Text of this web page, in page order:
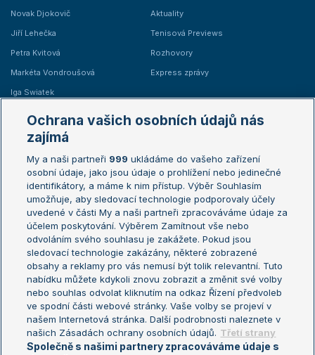
Novak Djokovič
Jiří Lehečka
Petra Kvitová
Markéta Vondroušová
Iga Swiatek
Aktuality
Tenisová Previews
Rozhovory
Express zprávy
Žebříčky
Žebříček ATP (muži)
Žebříček WTA (ženy)
Sázkařský žebříček
Australian Open
French Open
Wimbledon
US Open
Turnaj mistrů
Turnaj mistryň
Aktualní trendy
Fotbalové přestupy
Livesport Daily
LS Prague Open
Ochrana vašich osobních údajů nás
zajímá
My a naši partneři 999 ukládáme do vašeho zařízení
osobní údaje, jako jsou údaje o prohlížení nebo jedinečné
identifikátory, a máme k nim přístup. Výběr Souhlasím
umožňuje, aby sledovací technologie podporovaly účely
uvedené v části My a naši partneři zpracováváme údaje za
účelem poskytování. Výběrem Zamítnout vše nebo
odvoláním svého souhlasu je zakážete. Pokud jsou
sledovací technologie zakázány, některé zobrazené
obsahy a reklamy pro vás nemusí být tolik relevantní. Tuto
nabídku můžete kdykoli znovu zobrazit a změnit své volby
nebo souhlas odvolat kliknutím na odkaz Řízení předvoleb
ve spodní části webové stránky. Vaše volby se projeví v
našem Internetová stránka. Další podrobnosti naleznete v
našich Zásadách ochrany osobních údajů. Třetí strany
Společně s našimi partnery zpracováváme údaje s